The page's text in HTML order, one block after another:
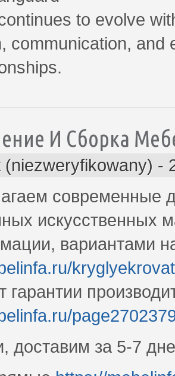
to evolve
communication, and
И Сборка
(niezweryfikowany) -
современные
искусственных
вариантами
гарантии
доставим за 5-7